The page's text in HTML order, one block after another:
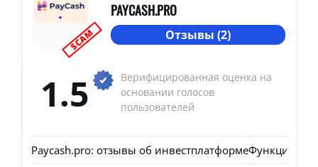
SCAM
PAYCASH.PRO
Отзывы (2)
1.5
Верифицированная оценка на
основании голосов
пользователей
Paycash.pro: отзывы об инвестплатформеФункционал